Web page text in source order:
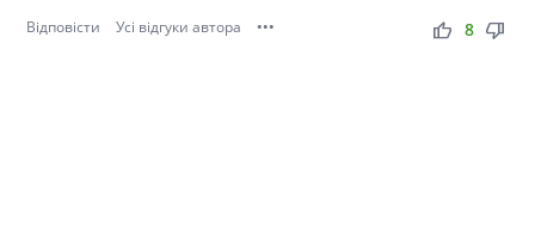
Відповісти Усі відгуки автора ••• thumb_up thumb_down
8